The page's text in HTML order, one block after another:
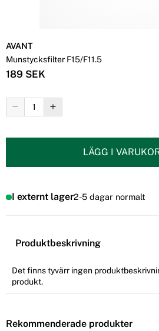
AVANT
Munstycksfilter F15/F11.5
189 SEK
LÄGG I
I externt lager2-5 dagar normalt
Produktbeskrivning
Det finns tyvärr ingen
produkt.
Rekommenderade produkter